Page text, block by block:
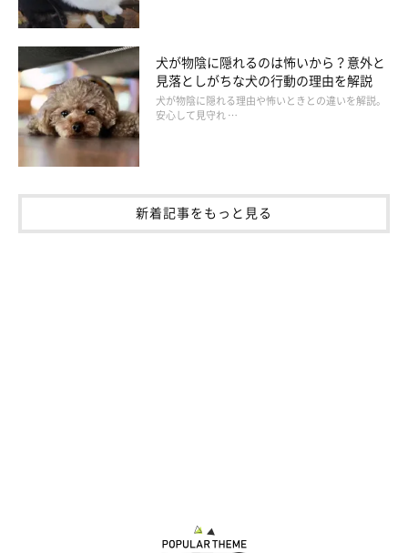
犬も夢を見るらしい！
犬が物陰に隠れるのは怖いから？意外と
見落としがちな犬の行動の理由を解説
犬が物陰に隠れる理由や怖いときとの違いを解説。
安心して見守れ …
新着記事をもっと見る